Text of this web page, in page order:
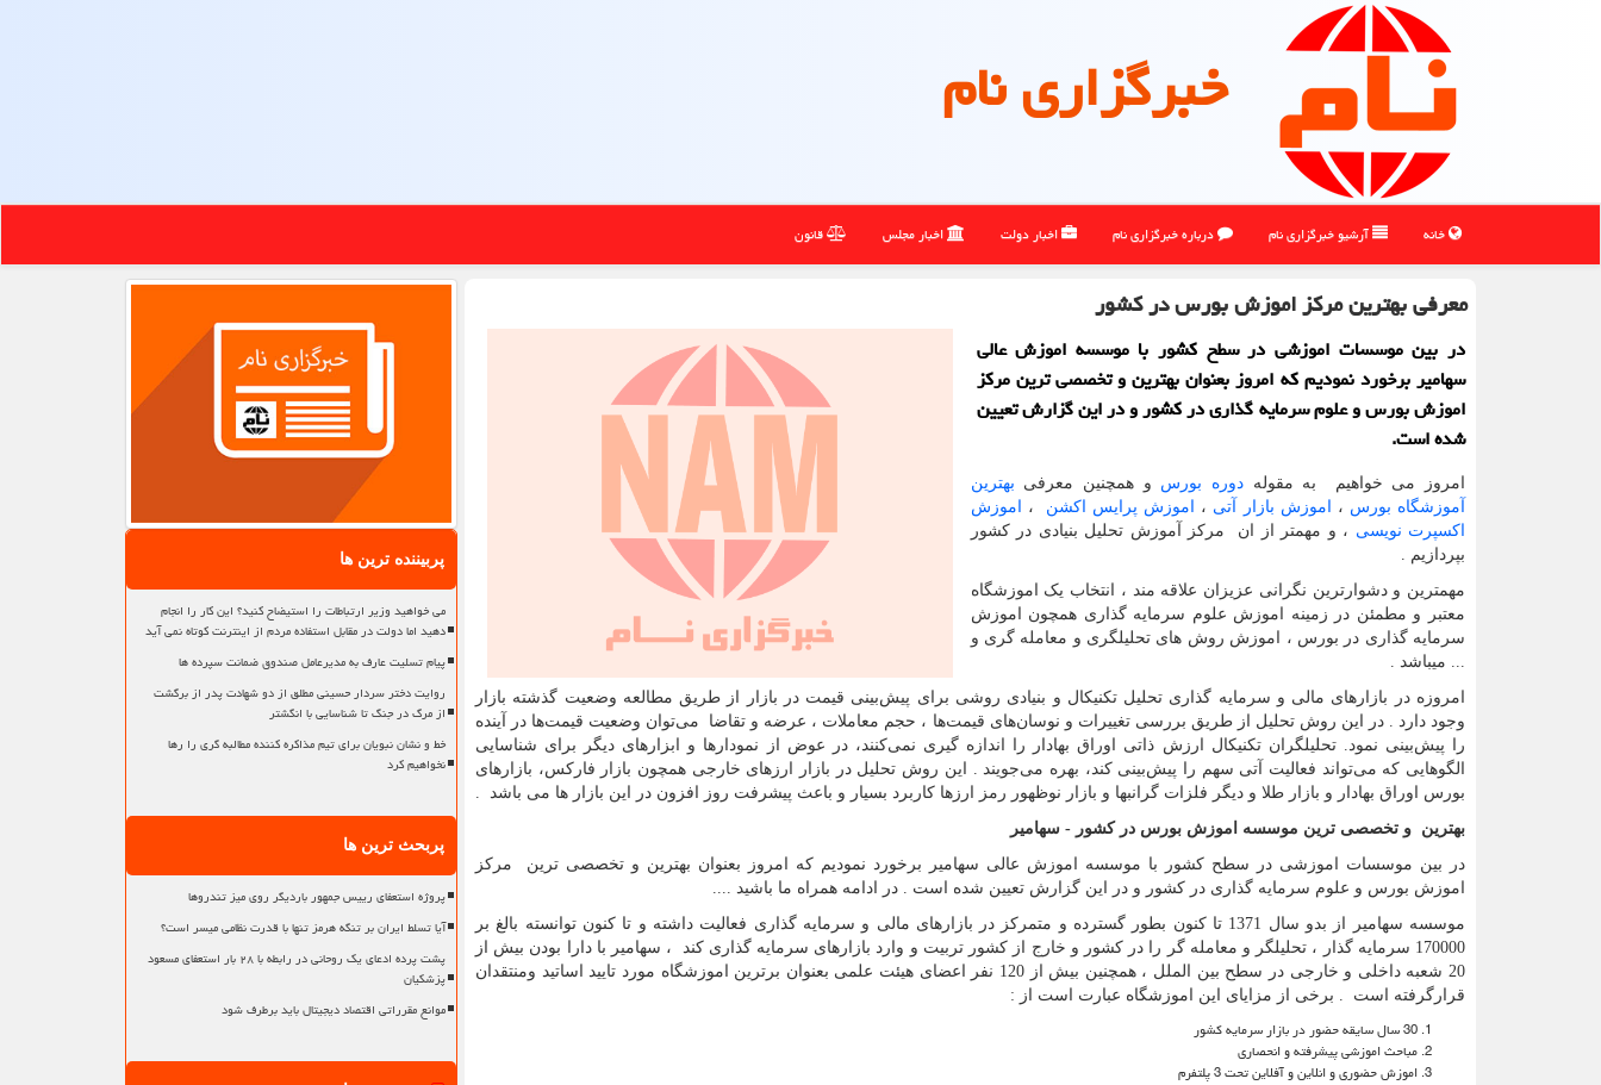
خبرگزاری نام
خانه آرشیو خبرگزاری نام درباره خبرگزاری نام اخبار دولت اخبار مجلس قانون
معرفی بهترین مركز اموزش بورس در كشور
در بین موسسات اموزشی در سطح كشور با موسسه اموزش عالی
سهامیر برخورد نمودیم كه امروز بعنوان بهترین و تخصصی ترین مركز
اموزش بورس و علوم سرمایه گذاری در كشور و در این گزارش تعیین
شده است.
امروز می خواهیم به مقولهدوره بورس و همچنین معرفی بهترین
آموزشگاه بورس ، اموزش بازار آتی ، اموزش پرایس اکشن ،
اموزش
اکسپرت نویسی ، و مهمتر از ان مرکز آموزش تحلیل بنیادی در کشور
بپردازیم .
مهمترین و دشوارترین نگرانی عزیزان علاقه مند ، انتخاب یک اموزشگاه
معتبر و مطمئن در زمینه اموزش علوم سرمایه گذاری همچون اموزش
سرمایه گذاری در بورس ، اموزش روش های تحلیلگری و معامله گری و
... میباشد .
امروزه در بازارهای مالی و سرمایه گذاری تحلیل تکنیکال و بنیادی روشی برای پیش‌بینی قیمت در بازار از طریق مطالعه وضعیت گذشته بازار
وجود دارد . در این روش تحلیل از طریق بررسی تغییرات و نوسان‌های قیمت‌ها ، حجم معاملات ، عرضه و تقاضا می‌توان وضعیت قیمت‌ها در آینده
را پیش‌بینی نمود. تحلیلگران تکنیکال ارزش ذاتی اوراق بهادار را اندازه‌ گیری نمی‌کنند، در عوض از نمودارها و ابزارهای دیگر برای شناسایی
الگوهایی که می‌تواند فعالیت آتی سهم را پیش‌بینی کند، بهره می‌جویند. این روش تحلیل در بازار ارزهای خارجی همچون بازار فارکس، بازارهای
بورس اوراق بهادار و بازار طلا و دیگر فلزات گرانبها و بازار نوظهور رمز ارزها کاربرد بسیار و باعث پیشرفت روز افزون در این بازار ها می باشد .
بهترین و تخصصی ترین موسسه اموزش بورس در کشور - سهامیر
در بین موسسات اموزشی در سطح کشور با موسسه اموزش عالی سهامیر برخورد نمودیم که امروز بعنوان بهترین و تخصصی ترین مرکز
اموزش بورس و علوم سرمایه گذاری در کشور و در این گزارش تعیین شده است . در ادامه همراه ما باشید ....
موسسه سهامیر از بدو سال 1371 تا کنون بطور گسترده و متمرکز در بازارهای مالی و سرمایه گذاری فعالیت داشته و تا کنون توانسته بالغ بر
170000 سرمایه گذار ، تحلیلگر و معامله گر را در کشور و خارج از کشور تربیت و وارد بازارهای سرمایه گذاری کند ، سهامیر با دارا بودن بیش از
20 شعبه داخلی و خارجی در سطح بین الملل ، همچنین بیش از 120 نفر اعضای هیئت علمی بعنوان برترین اموزشگاه مورد تایید اساتید ومنتقدان
قرارگرفته است . برخی از مزایای این اموزشگاه عبارت است از :
30 سال سایقه حضور در بازار سرمایه کشور
مباحث اموزشی پیشرفته و انحصاری
اموزش حضوری و انلاین و آفلاین تحت 3 پلتفرم
پربیننده ترین ها
می خواهید وزیر ارتباطات را استیضاح کنید؟ این کار را انجام
دهید اما دولت در مقابل استفاده مردم از اینترنت کوتاه نمی آید
پیام تسلیت عارف به مدیرعامل صندوق ضمانت سپرده ها
روایت دختر سردار حسینی مطلق از دو شهادت پدر از برگشت
از مرگ در جنگ تا شناسایی با انگشتر
خط و نشان نبویان برای تیم مذاکره کننده مطالبه گری را رها
نخواهیم کرد
پربحث ترین ها
پروژه استعفای رییس جمهور باردیگر روی میز تندروها
آیا تسلط ایران بر تنگه هرمز تنها با قدرت نظامی میسر است؟
پشت پرده ادعای یک روحانی در رابطه با ۲۸ بار استعفای مسعود
پزشکیان
موانع مقرراتی اقتصاد دیجیتال باید برطرف شود